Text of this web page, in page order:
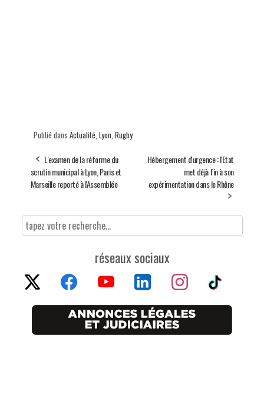
Publié dans Actualité Lyon Rugby
L'examen de la réforme du
scrutin municipal à Lyon, Paris et
Marseille reporté à l'Assemblée
Hébergement d'urgence : l'Etat
met déjà fin à son
expérimentation dans le Rhône
réseaux sociaux